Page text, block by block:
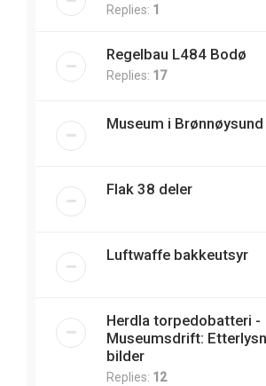
Replies: 1
Regelbau L484 Bodø
Replies: 17
Museum i Brønnøysund
Flak 38 deler
Luftwaffe bakkeutsyr
Herdla torpedobatteri -
Museumsdrift:
bilder
Replies: 12